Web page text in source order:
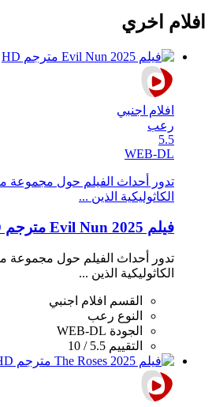
افلام اخري
افلام اجنبي
رعب
5.5
WEB-DL
تدور أحداث الفيلم حول مجموعة
الكاثوليكية الذين ...
فيلم Evil Nun 2025 مترجم HD
تدور أحداث الفيلم حول مجموعة
الكاثوليكية الذين ...
القسم
افلام اجنبي
النوع رعب
الجودة WEB-DL
التقييم 5.5 / 10